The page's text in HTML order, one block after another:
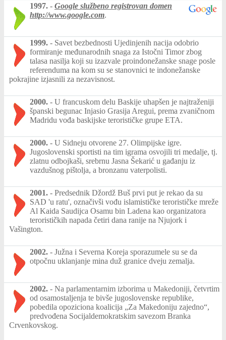
1997. - Google službeno registrovan domen
http://www.google.com.
1999. - Savet bezbednosti Ujedinjenih nacija odobrio
formiranje međunarodnih snaga za Istočni Timor zbog
talasa nasilja koji su izazvale proindonežanske snage posle
referenduma na kom su se stanovnici te indonežanske
pokrajine izjasnili za nezavisnost.
2000. - U francuskom delu Baskije uhapšen je najtraženiji
španski begunac Injasio Grasija Aregui, prema zvaničnom
Madridu vođa baskijske terorističke grupe ETA.
2000. - U Sidneju otvorene 27. Olimpijske igre.
Jugoslovenski sportisti na tim igrama osvojili tri medalje, tj.
zlatnu odbojkaši, srebrnu Jasna Šekarić u gađanju iz
vazdušnog pištolja, a bronzanu vaterpolisti.
2001. - Predsednik Džordž Buš prvi put je rekao da su
SAD 'u ratu', označivši vođu islamističke terorističke mreže
Al Kaida Saudijca Osamu bin Ladena kao organizatora
terorističkih napada četiri dana ranije na Njujork i
Vašington.
2002. - Južna i Severna Koreja sporazumele su se da
otpočnu uklanjanje mina duž granice dveju zemalja.
2002. - Na parlamentarnim izborima u Makedoniji, četvrtim
od osamostaljenja te bivše jugoslovenske republike,
pobedila opoziciona koalicija „Za Makedoniju zajedno“,
predvođena Socijaldemokratskim savezom Branka
Crvenkovskog.